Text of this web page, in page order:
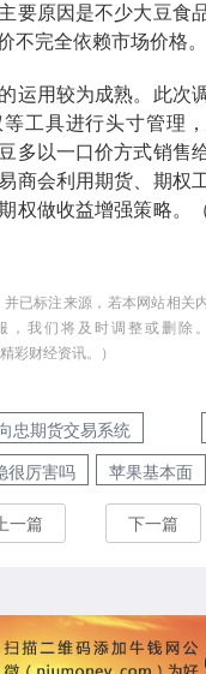
要原因是不少大豆食
不完全依赖市场价格。
运用较为成熟。此次
工具进行头寸管理
多以一口价方式销售
商会利用期货、期权
权做收益增强策略。
并已标注来源，若本网站相关
，我们将及时调整或删除
彩财经资讯。）
忠期货交易系统
很厉害吗 苹果基本面
一篇 下一篇